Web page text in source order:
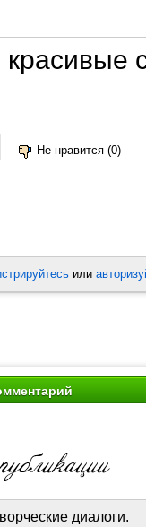
Не нравится (0)
или
диалоги.